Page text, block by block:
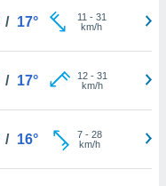
/ 17° 11 - 31
km/h
/ 17° 12- 31
km/h
/ 16° 7- 28
km/h